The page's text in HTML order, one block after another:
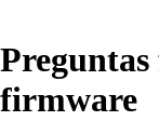
Preguntas
firmware